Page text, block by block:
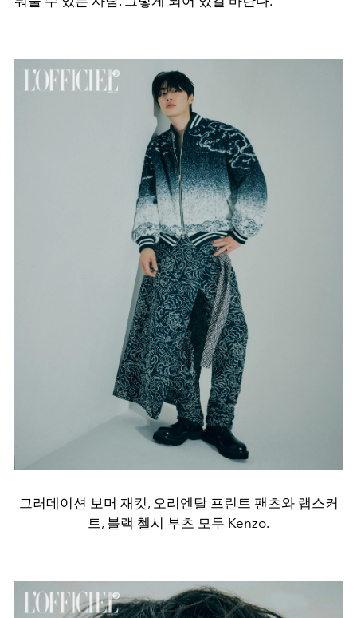
그러데이션 보머 재킷, 오리엔탈 프린트 팬츠와 랩스커
트, 블랙 첼시 부츠 모두 Kenzo.